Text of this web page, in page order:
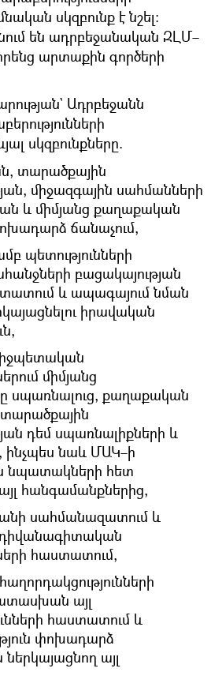
սկզբունք է նշել:
են ադրբեջանական ԶԼՄ–
արտաքին գործերի
Ադրբեջանն
սկզբունքները.
տարածքային
միջազգային սահմանների
և միմյանց քաղաքական
ճանաչում,
պետությունների
բացակայության
և ապագայում նման
իրավական
միմյանց
սպառնալուց, քաղաքական
դեմ սպառնալիքների և
ինչպես նաև ՄԱԿ–ի
նպատակների հետ
հանգամանքներից,
սահմանազատում և
հաստատում,
այլ
հաստատում և
փոխադարձ
ներկայացնող այլ